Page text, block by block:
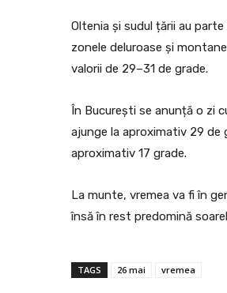
Oltenia și sudul țării au
zonele deluroase și
valorii de 29–31 de grade.
În București se anunță o zi
ajunge la aproximativ 29 de
aproximativ 17 grade.
La munte, vremea va fi în
însă în rest predomină
TAGS 26 mai vremea